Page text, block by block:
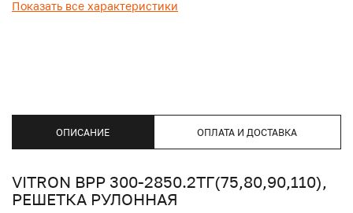
Показать все характеристики
ОПИСАНИЕ ОПЛАТА И ДОСТАВКА
VITRON ВРР 300-2850.2ТГ(75,80,90,110),
РЕШЕТКА РУЛОННАЯ